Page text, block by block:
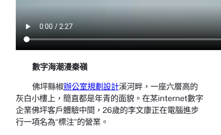
數字海潮漫秦嶺
佛坪縣椒辦公室規劃設計溪河畔，一座六層高的
灰白小樓上，簡直都是年青的面貌。在某internet數字
企業佛坪客戶體驗中間，26歲的李文康正在電腦進步
行一項名為“標注”的營業。